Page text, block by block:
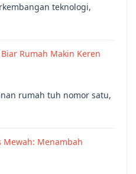
teknologi,
Rumah Makin Keren
rumah tuh nomor satu,
Mewah: Menambah